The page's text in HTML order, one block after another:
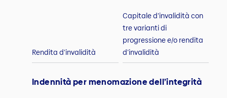
Rendita d’invalidità
Capitale d’invalidità con
tre varianti di
progressione e/o rendita
d’invalidità
Indennità per menomazione dell’integrità